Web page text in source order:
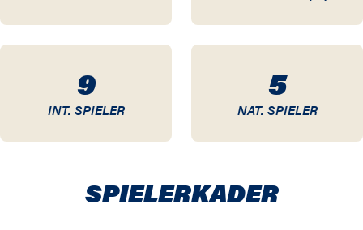
9
INT. SPIELER
5
NAT. SPIELER
SPIELER­KADER